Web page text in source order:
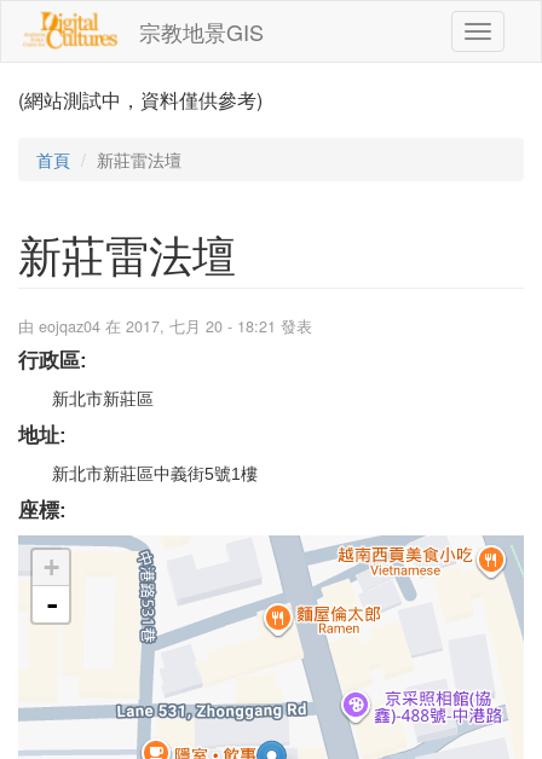
移至主內容
宗教地景GIS
Toggle
(網站測試中，資料僅供參考)
首頁 新莊雷法壇
新莊雷法壇
由 eojqaz04 在 2017, 七月 20 - 18:21 發表
行政區:
新北市新莊區
地址:
新北市新莊區中義街5號1樓
座標:
+
-